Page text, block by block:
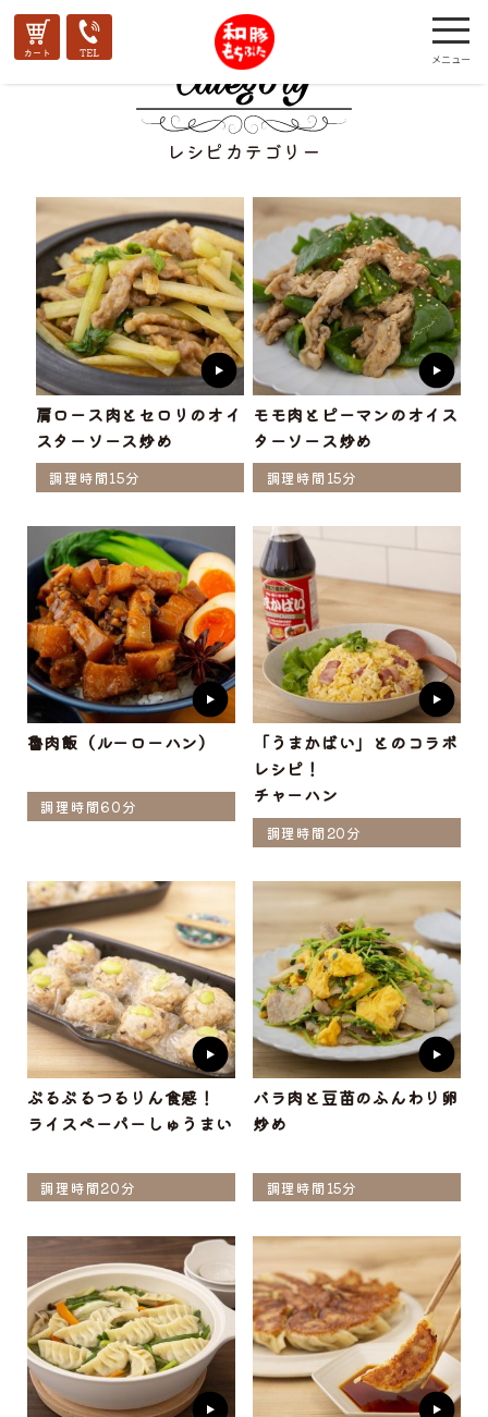
レシピカテゴリー
肩ロース肉とセロリのオイ
スターソース炒め
調理時間15分
モモ肉とピーマンのオイス
ターソース炒め
調理時間15分
魯肉飯（ルーローハン）
調理時間60分
「うまかばい」とのコラボ
レシピ！
チャーハン
調理時間20分
ぷるぷるつるりん食感！
ライスペーパーしゅうまい
調理時間20分
バラ肉と豆苗のふんわり卵
炒め
調理時間15分